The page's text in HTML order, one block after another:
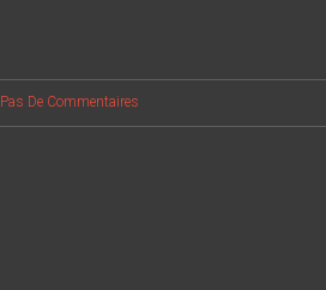
Pas De Commentaires